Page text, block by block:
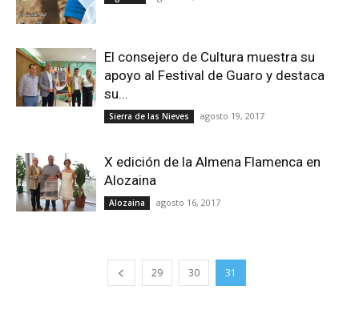
El consejero de Cultura muestra su
apoyo al Festival de Guaro y destaca
su...
Sierra de las Nieves agosto 19, 2017
X edición de la Almena Flamenca en
Alozaina
Alozaina agosto 16, 2017
29 30 31